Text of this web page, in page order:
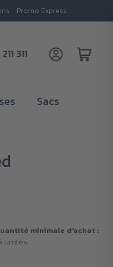
Promo Express
311
Sacs
minimale d'achat :
unités